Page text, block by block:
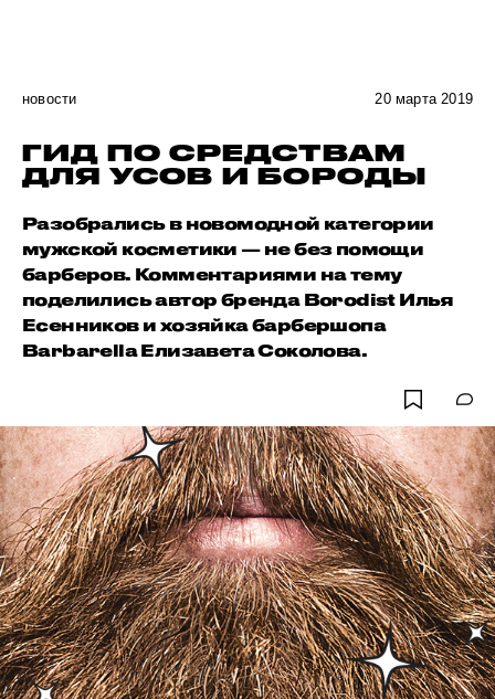
новости 20 марта 2019
ГИД ПО СРЕДСТВАМ
ДЛЯ УСОВ И БОРОДЫ
Разобрались в новомодной категории
мужской косметики — не без помощи
барберов. Комментариями на тему
поделились автор бренда Borodist Илья
Есенников и хозяйка барбершопа
Barbarella Елизавета Соколова.